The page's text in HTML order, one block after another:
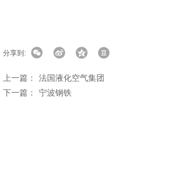
分享到:
上一篇：
法国液化空气集团
下一篇：
宁波钢铁